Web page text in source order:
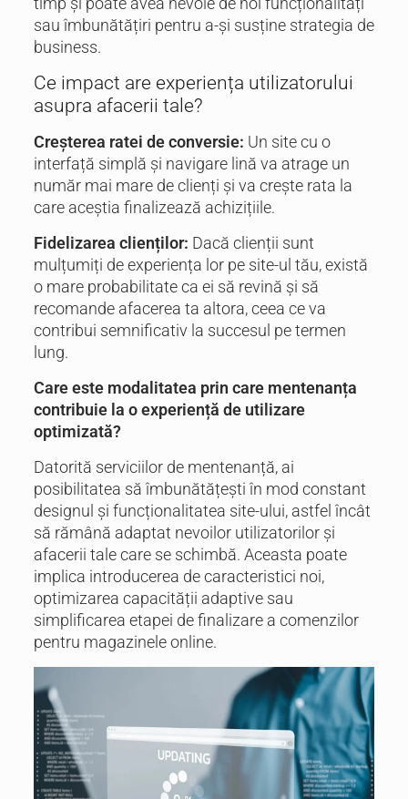
sau îmbunătățiri pentru a-și susține strategia de
business.
Ce impact are experiența utilizatorului
asupra afacerii tale?
Creșterea ratei de conversie: Un site cu o
interfață simplă și navigare lină va atrage un
număr mai mare de clienți și va crește rata la
care aceștia finalizează achizițiile.
Fidelizarea clienților: Dacă clienții sunt
mulțumiți de experiența lor pe site-ul tău, există
o mare probabilitate ca ei să revină și să
recomande afacerea ta altora, ceea ce va
contribui semnificativ la succesul pe termen
lung.
Care este modalitatea prin care mentenanța
contribuie la o experiență de utilizare
optimizată?
Datorită serviciilor de mentenanță, ai
posibilitatea să îmbunătățești în mod constant
designul și funcționalitatea site-ului, astfel încât
să rămână adaptat nevoilor utilizatorilor și
afacerii tale care se schimbă. Aceasta poate
implica introducerea de caracteristici noi,
optimizarea capacității adaptive sau
simplificarea etapei de finalizare a comenzilor
pentru magazinele online.